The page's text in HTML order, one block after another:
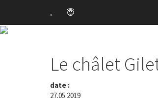
. 😇
Le châlet
date :
27.05.2019